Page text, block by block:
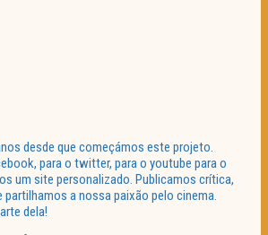
desde que começámos este projeto.
para o twitter, para o youtube para o
um site personalizado. Publicamos crítica,
a nossa paixão pelo cinema.
dela!